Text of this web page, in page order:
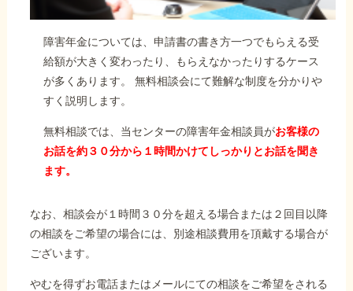
障害年金については、申請書の書き方一つでもらえる受
給額が大きく変わったり、もらえなかったりするケース
が多くあります。 無料相談会にて難解な制度を分かりや
すく説明します。
無料相談では、当センターの障害年金相談員がお客様の
お話を約３０分から１時間かけてしっかりとお話を聞き
ます。
なお、相談会が１時間３０分を超える場合または２回目以降
の相談をご希望の場合には、別途相談費用を頂戴する場合が
ございます。
やむを得ずお電話またはメールにての相談をご希望をされる